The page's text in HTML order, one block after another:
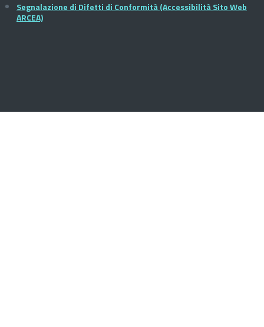
Segnalazione di Difetti di Conformità (Accessibilità Sito Web
ARCEA)